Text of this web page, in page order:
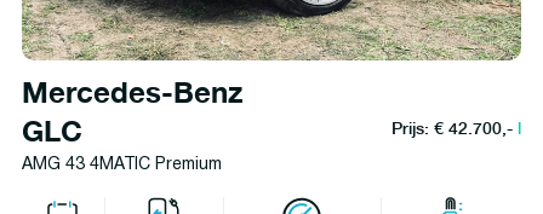
Mercedes-Benz
GLC
AMG 43 4MATIC Premium
Prijs: € 42.700,-l